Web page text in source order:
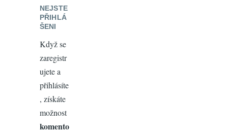
NEJSTE
PŘIHLÁ
ŠENI
Když se
zaregistr
ujete a
přihlásíte
, získáte
možnost
komento